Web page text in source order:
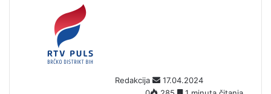
Redakcija
e
17.04.2024